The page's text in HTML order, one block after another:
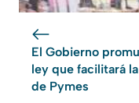
El Gobierno
ley que facilitará
de Pymes